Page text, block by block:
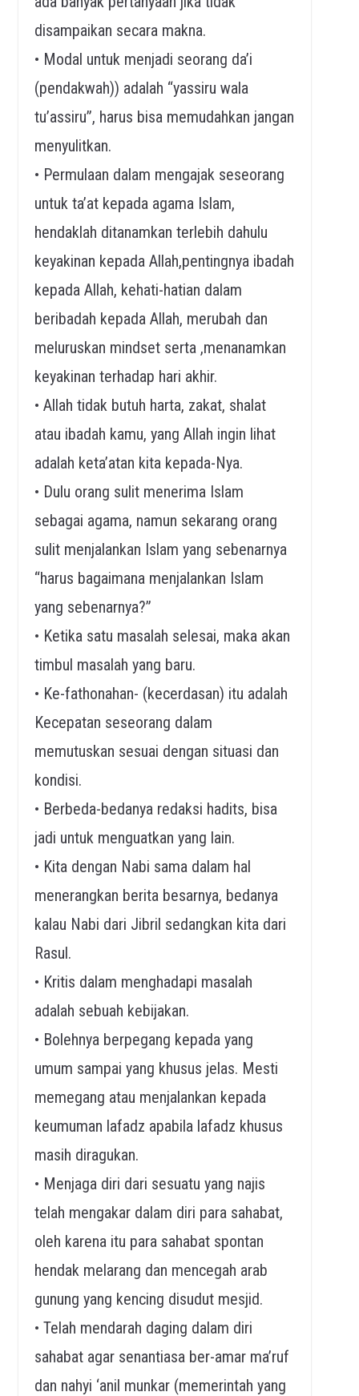
disampaikan secara makna.
• Modal untuk menjadi seorang da’i
(pendakwah)) adalah “yassiru wala
tu’assiru”, harus bisa memudahkan jangan
menyulitkan.
• Permulaan dalam mengajak seseorang
untuk ta’at kepada agama Islam,
hendaklah ditanamkan terlebih dahulu
keyakinan kepada Allah,pentingnya ibadah
kepada Allah, kehati-hatian dalam
beribadah kepada Allah, merubah dan
meluruskan mindset serta ,menanamkan
keyakinan terhadap hari akhir.
• Allah tidak butuh harta, zakat, shalat
atau ibadah kamu, yang Allah ingin lihat
adalah keta’atan kita kepada-Nya.
• Dulu orang sulit menerima Islam
sebagai agama, namun sekarang orang
sulit menjalankan Islam yang sebenarnya
“harus bagaimana menjalankan Islam
yang sebenarnya?”
• Ketika satu masalah selesai, maka akan
timbul masalah yang baru.
• Ke-fathonahan- (kecerdasan) itu adalah
Kecepatan seseorang dalam
memutuskan sesuai dengan situasi dan
kondisi.
• Berbeda-bedanya redaksi hadits, bisa
jadi untuk menguatkan yang lain.
• Kita dengan Nabi sama dalam hal
menerangkan berita besarnya, bedanya
kalau Nabi dari Jibril sedangkan kita dari
Rasul.
• Kritis dalam menghadapi masalah
adalah sebuah kebijakan.
• Bolehnya berpegang kepada yang
umum sampai yang khusus jelas. Mesti
memegang atau menjalankan kepada
keumuman lafadz apabila lafadz khusus
masih diragukan.
• Menjaga diri dari sesuatu yang najis
telah mengakar dalam diri para sahabat,
oleh karena itu para sahabat spontan
hendak melarang dan mencegah arab
gunung yang kencing disudut mesjid.
• Telah mendarah daging dalam diri
sahabat agar senantiasa ber-amar ma’ruf
dan nahyi ‘anil munkar (memerintah yang